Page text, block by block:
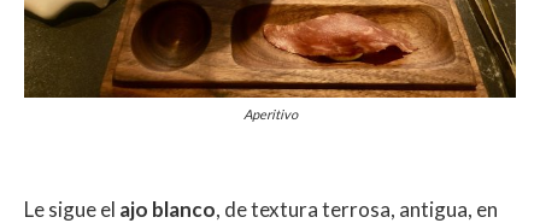
Aperitivo
Le sigue el ajo blanco, de textura terrosa, antigua, en